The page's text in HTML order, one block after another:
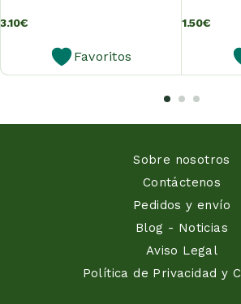
3.10€
Favoritos
1.50€
Sobre nosotros
Contáctenos
Pedidos y envío
Blog - Noticias
Aviso Legal
Política de Privacidad y